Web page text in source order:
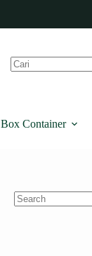
Box Container